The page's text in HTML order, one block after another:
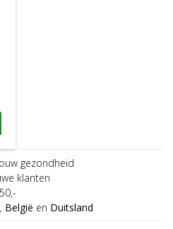
gezondheid
klanten
, België en Duitsland